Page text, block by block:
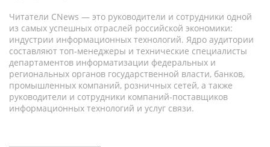
Читатели CNews — это руководители и сотрудники одной
из самых успешных отраслей российской экономики:
индустрии информационных технологий. Ядро аудитории
составляют топ-менеджеры и технические специалисты
департаментов информатизации федеральных и
региональных органов государственной власти, банков,
промышленных компаний, розничных сетей, а также
руководители и сотрудники компаний-поставщиков
информационных технологий и услуг связи.